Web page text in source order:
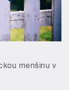
menšinu v